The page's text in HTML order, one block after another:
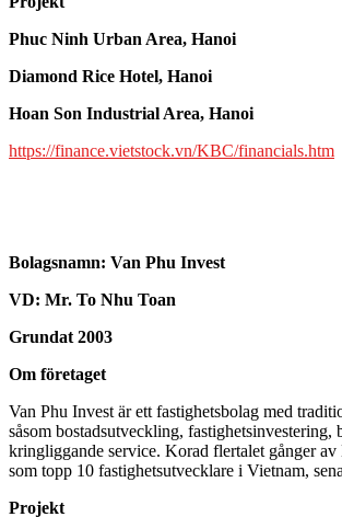
Phuc Ninh Urban Area, Hanoi
Diamond Rice Hotel, Hanoi
Hoan Son Industrial Area, Hanoi
https://finance.vietstock.vn/KBC/financials.htm
Bolagsnamn: Van Phu Invest
VD: Mr. To Nhu Toan
Grundat 2003
Om företaget
Van Phu Invest är ett fastighetsbolag med
såsom bostadsutveckling, fastighetsinvestering,
kringliggande service. Korad flertalet gånger
som topp 10 fastighetsutvecklare i Vietnam,
Projekt